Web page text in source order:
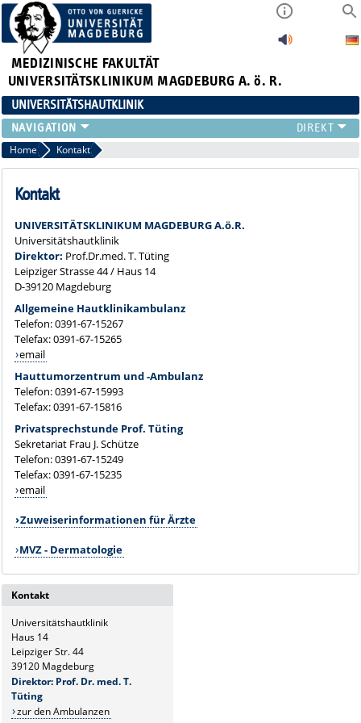
MEDIZINISCHE FAKULTÄT
UNIVERSITÄTSKLINIKUM MAGDEBURG A. ö. R.
UNIVERSITÄTSHAUTKLINIK
FÜR PATIENTEN
ÜBER UNS
FÜR ÄRZTE
LEHRE & FORSCHUNG
Home Kontakt
Kontakt
UNIVERSITÄTSKLINIKUM MAGDEBURG A.ö.R.
Universitätshautklinik
Direktor: Prof.Dr.med. T. Tüting
Leipziger Strasse 44 / Haus 14
D-39120 Magdeburg
Allgemeine Hautklinikambulanz
Telefon: 0391-67-15267
Telefax: 0391-67-15265
email
Hauttumorzentrum und -Ambulanz
Telefon: 0391-67-15993
Telefax: 0391-67-15816
Privatsprechstunde Prof. Tüting
Sekretariat Frau J. Schütze
Telefon: 0391-67-15249
Telefax: 0391-67-15235
email
Zuweiserinformationen für Ärzte
MVZ - Dermatologie
Kontakt
Universitätshautklinik
Haus 14
Leipziger Str. 44
39120 Magdeburg
Direktor: Prof. Dr. med. T.
Tüting
zur den Ambulanzen